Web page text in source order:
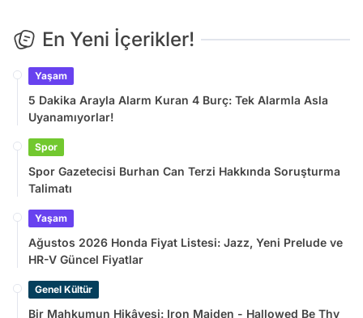
En Yeni İçerikler!
Yaşam
5 Dakika Arayla Alarm Kuran 4 Burç: Tek Alarmla Asla
Uyanamıyorlar!
Spor
Spor Gazetecisi Burhan Can Terzi Hakkında Soruşturma
Talimatı
Yaşam
Ağustos 2026 Honda Fiyat Listesi: Jazz, Yeni Prelude ve
HR-V Güncel Fiyatlar
Genel Kültür
Bir Mahkumun Hikâyesi: Iron Maiden - Hallowed Be Thy